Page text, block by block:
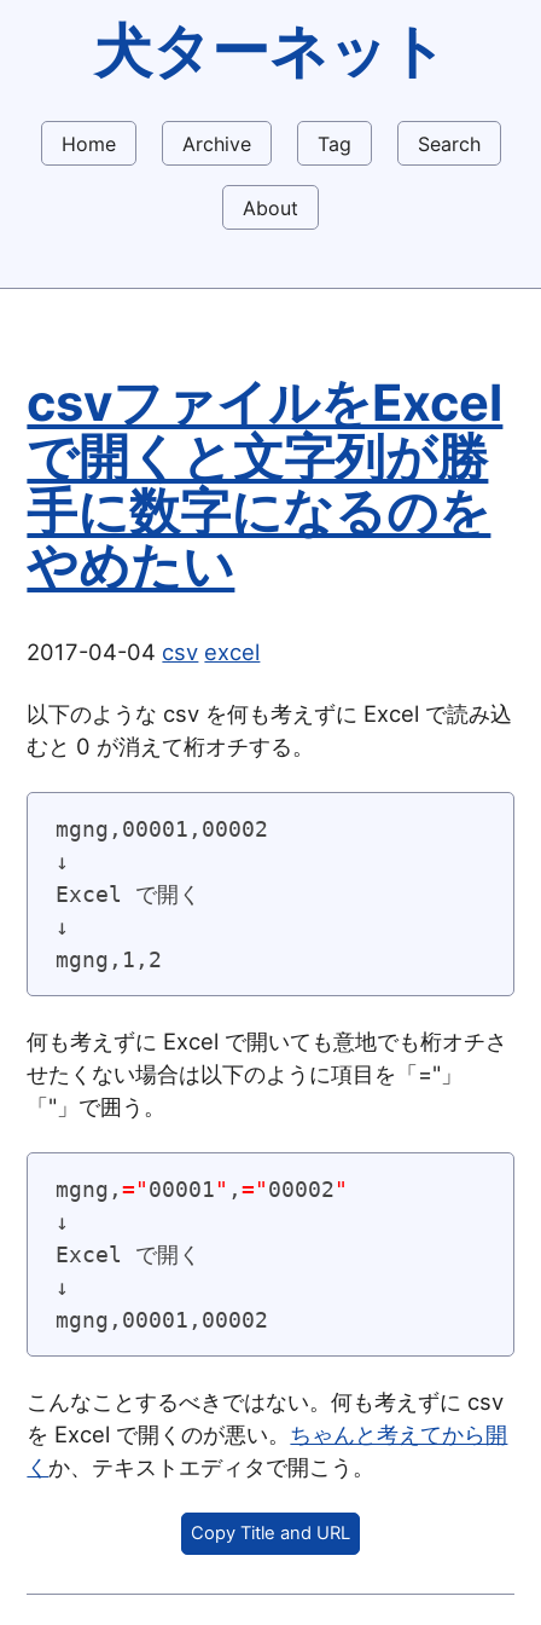
犬ターネット
Home Archive Tag Search
About
csvファイルをExcel
で開くと文字列が勝
手に数字になるのを
やめたい
2017-04-04 csv excel
以下のような csv を何も考えずに Excel で読み込
むと 0 が消えて桁オチする。
mgng,00001,00002
↓
Excel で開く
↓
何も考えずに Excel で開いても意地でも桁オチさ
せたくない場合は以下のように項目を「="」
「"」で囲う。
mgng,="00001" ,="00002"
↓
Excel で開く
↓
こんなことするべきではない。何も考えずに csv
を Excel で開くのが悪い。 ちゃんと考えてから開
くか、テキストエディタで開こう。
Copy Title and URL